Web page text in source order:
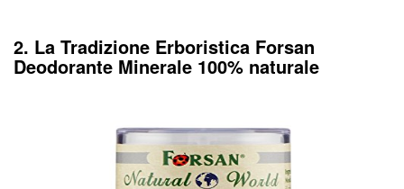
2. La Tradizione Erboristica Forsan
Deodorante Minerale 100% naturale